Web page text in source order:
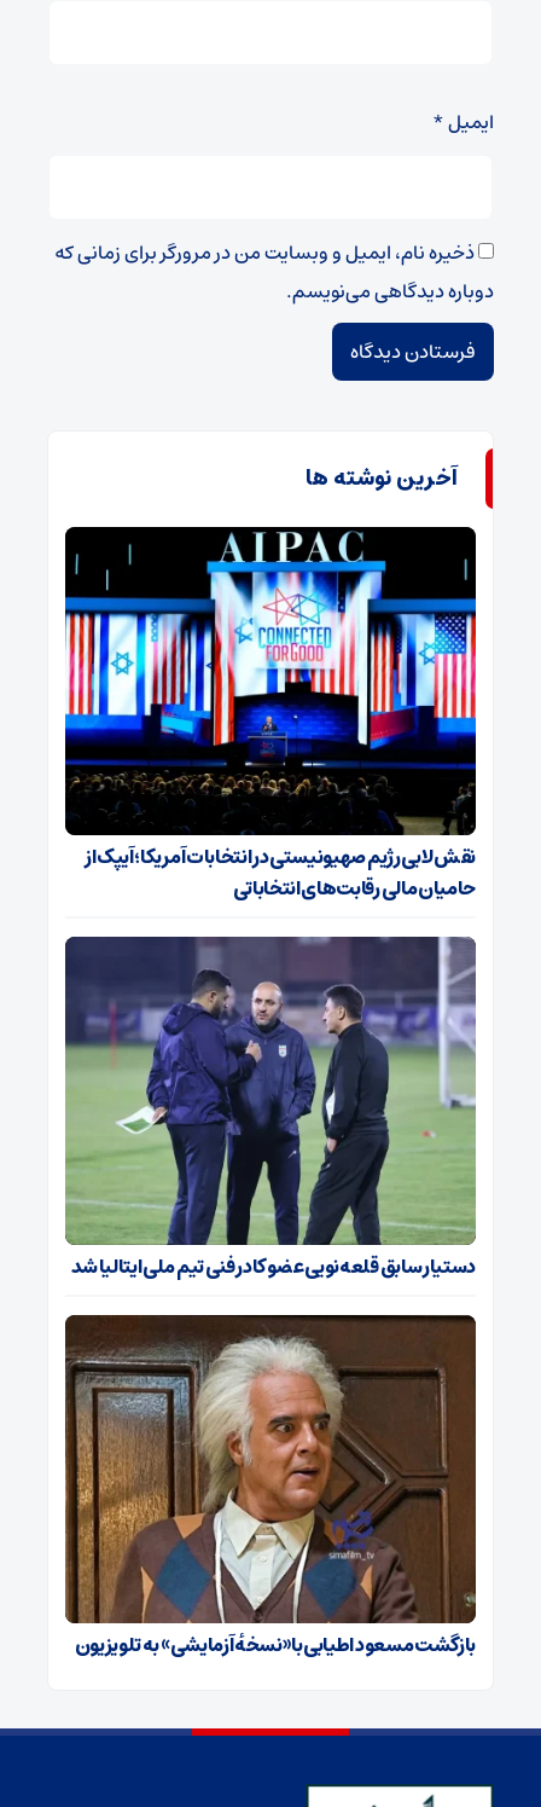
ایمیل*
ذخیره نام، ایمیل و وبسایت من در مرورگر برای زمانی که
دوباره دیدگاهی می‌نویسم.
آخرین نوشته ها
نقش لابی رژیم صهیونیستی در انتخابات آمریکا؛ آیپک از
حامیان مالی رقابت‌های انتخاباتی
دستیار سابق قلعه‌نویی عضو کادر فنی تیم ملی ایتالیا شد
بازگشت مسعود اطیابی با «نسخهٔ آزمایشی» به تلویزیون